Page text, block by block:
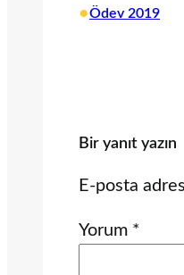
•Ödev 2019
Bir yanıt yazın
E-posta
Yorum *